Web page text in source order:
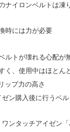
ナイロンベルトは凍
時には力が必要
ルトが壊れる心配が
く、使用中はほとん
ップ力の高さ
ン購入後に行うベ
ンタッチアイゼン